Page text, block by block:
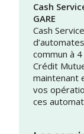
Cash
GARE
Cash
commun à
Crédit
maintenant
vos
ces